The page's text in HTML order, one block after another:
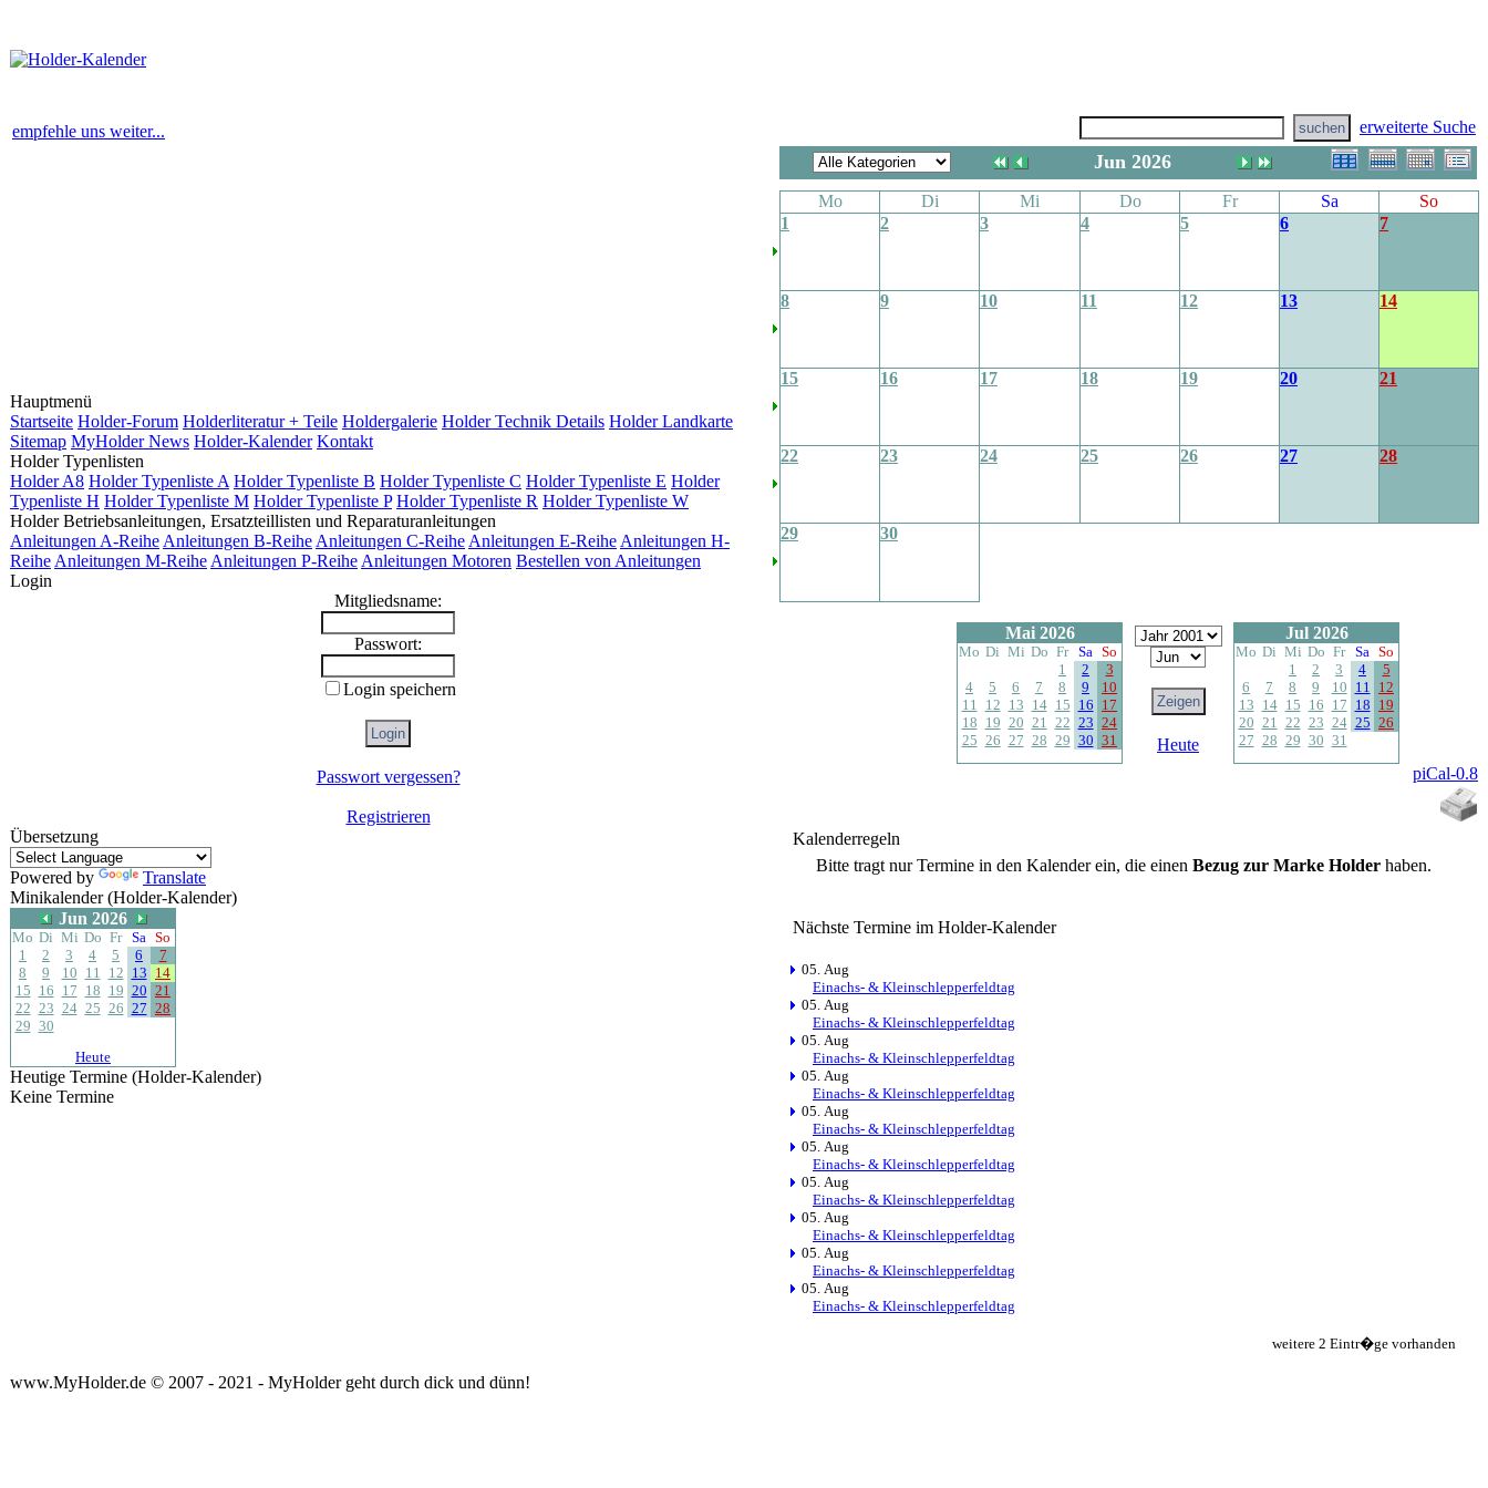
empfehle uns weiter... erweiterte Suche
Hauptmenü
Startseite Holder-Forum Holderliteratur + Teile Holdergalerie Holder Technik Details Holder Landkarte
Sitemap MyHolder News Holder-Kalender Kontakt
Holder Typenlisten
Holder A8 Holder Typenliste A Holder Typenliste B Holder Typenliste C Holder Typenliste E Holder
Typenliste H Holder Typenliste M Holder Typenliste P Holder Typenliste R Holder Typenliste W
Holder Betriebsanleitungen, Ersatzteillisten und Reparaturanleitungen
Anleitungen A-Reihe Anleitungen B-Reihe Anleitungen C-Reihe Anleitungen E-Reihe Anleitungen H-
Reihe Anleitungen M-Reihe Anleitungen P-Reihe Anleitungen Motoren Bestellen von Anleitungen
Login
Mitgliedsname:
Passwort:
Login speichern
Passwort vergessen?
Registrieren
Übersetzung
Powered by
Translate
Minikalender (Holder-Kalender)
Jun 2026
Mo Di Mi Do Fr Sa So
1
2 3 4 5 6
7
8
9 10 11 12 13 14
15 16 17 18 19 20 21
22 23 24 25 26 27 28
29 30
Heute
Heutige Termine (Holder-Kalender)
Keine Termine
Jun 2026
Mo Di Mi Do Fr Sa
So
1
2 3 4 5 6 7
8 9 10 11 12 13 14
15 16 17 18 19 20 21
22 23 24 25 26 27 28
29 30
Mai 2026
Mo Di Mi Do Fr Sa So
1
2
3
4
5 6 7 8 9
10
11 12 13 14 15 16 17
18 19 20 21 22 23 24
25 26 27 28 29 30 31 Heute
Jul 2026
Mo Di Mi Do Fr Sa So
1
2 3 4
5
6
7 8 9 10 11 12
13 14 15 16 17 18 19
20 21 22 23 24 25 26
27 28 29 30 31
piCal-0.8
Kalenderregeln
Bitte tragt nur Termine in den Kalender ein, die einen Bezug zur Marke Holderhaben.
Nächste Termine im Holder-Kalender
05. Aug
Einachs- & Kleinschlepperfeldtag
05. Aug
Einachs- & Kleinschlepperfeldtag
05. Aug
Einachs- & Kleinschlepperfeldtag
05. Aug
Einachs- & Kleinschlepperfeldtag
05. Aug
Einachs- & Kleinschlepperfeldtag
05. Aug
Einachs- & Kleinschlepperfeldtag
05. Aug
Einachs- & Kleinschlepperfeldtag
05. Aug
Einachs- & Kleinschlepperfeldtag
05. Aug
Einachs- & Kleinschlepperfeldtag
05. Aug
Einachs- & Kleinschlepperfeldtag
weitere 2 Eintr�ge vorhanden
www.MyHolder.de © 2007 - 2021 - MyHolder geht durch dick und dünn!